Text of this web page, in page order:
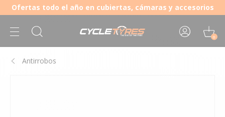
Ofertas todo el año en cubiertas, cámaras y accesorios
0
Antirrobos